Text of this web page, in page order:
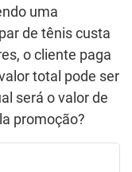
uma
de tênis custa
o cliente paga
total pode ser
será o valor de
promoção?